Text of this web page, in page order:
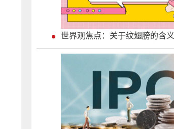
世界观焦点：关于纹翅膀的含义